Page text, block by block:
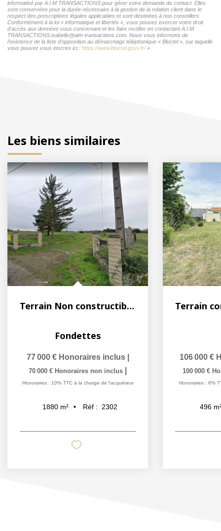
informatisé par A.I.M TRANSACTIONS pour gérer votre demande de contact. Elles
sont conservées pour la durée nécessaire à la gestion de la relation client dans le
respect des prescriptions légales applicables et sont destinées à nos conseillers
Conformément à la loi « informatique et libertés », vous pouvez exercer votre droit
d'accès aux données vous concernant et les faire rectifier en contactant A.I.M
TRANSACTIONS isabelle@aim-transactions.com. Nous vous informons de
l'existence de la liste d'opposition au démarchage téléphonique « Bloctel », sur laquelle
vous pouvez vous inscrire ici : https://www.bloctel.gouv.fr/»
Les biens similaires
Terrain Non constructible Fondettes
Fondettes
77 000 € Honoraires inclus
70 000 € Honoraires non inclus
Honoraires : 10% TTC à la charge de l'acquéreur
1880 m² Réf : 2302
106 000 €
100 000 €
Honoraires : 6%
496